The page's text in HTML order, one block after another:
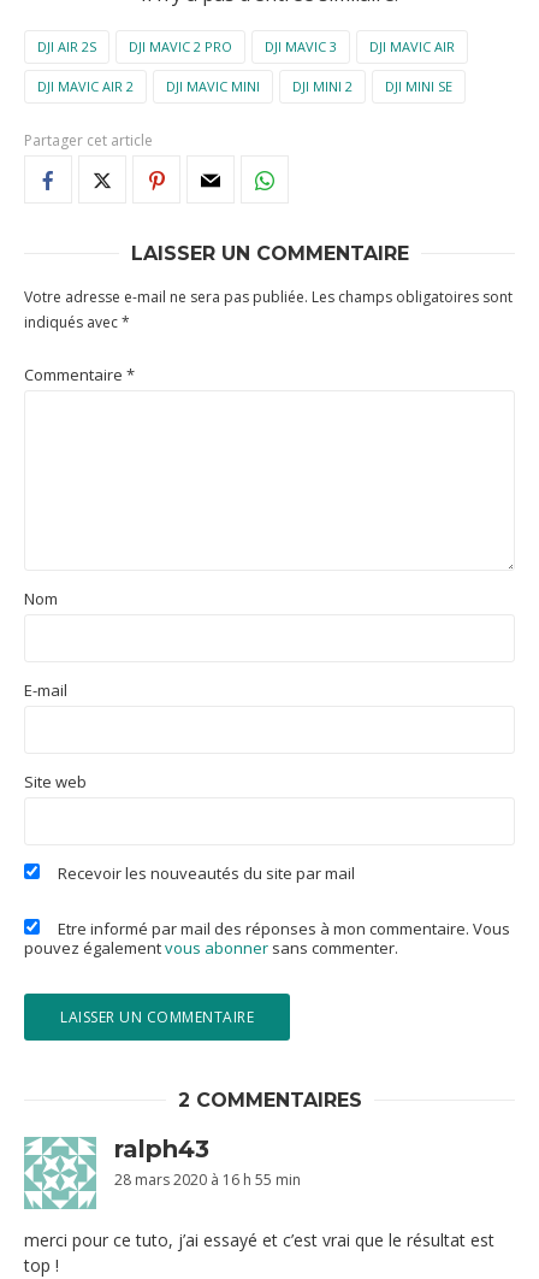
DJI AIR 2S DJI MAVIC 2 PRO DJI MAVIC 3 DJI MAVIC AIR
DJI MAVIC AIR 2 DJI MAVIC MINI DJI MINI 2 DJI MINI SE
Partager cet article
LAISSER UN COMMENTAIRE
Votre adresse e-mail ne sera pas publiée. Les champs obligatoires sont
indiqués avec*
Commentaire *
Nom
E-mail
Site web
Recevoir les nouveautés du site par mail
Etre informé par mail des réponses à mon commentaire. Vous
pouvez égalementvous abonner sans commenter.
2 COMMENTAIRES
ralph43
28 mars 2020 à 16 h 55 min
merci pour ce tuto, j’ai essayé et c’est vrai que le résultat est
top !